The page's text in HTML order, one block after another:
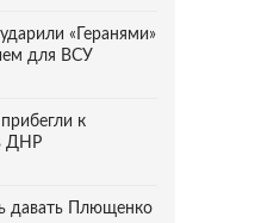
«Геранями»
для ВСУ
к
ДНР
давать Плющенко